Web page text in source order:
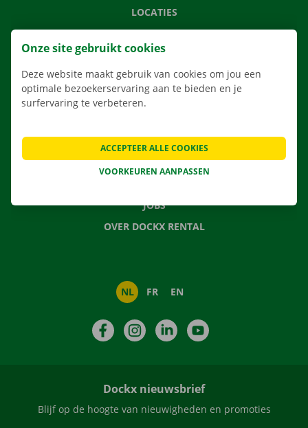
LOCATIES
APP
VERHUISOPLOSSINGEN
VEELGESTELDE VRAGEN
NIEUWS
JOBS
OVER DOCKX RENTAL
NL FR EN
FacebookInstagramLinkedIn
Dockx nieuwsbrief
Blijf op de hoogte van nieuwigheden en promoties
Onze site gebruikt cookies
Deze website maakt gebruik van cookies om jou een
optimale bezoekerservaring aan te bieden en je
surfervaring te verbeteren.
VOORKEUREN AANPASSEN
ACCEPTEER ALLE COOKIES